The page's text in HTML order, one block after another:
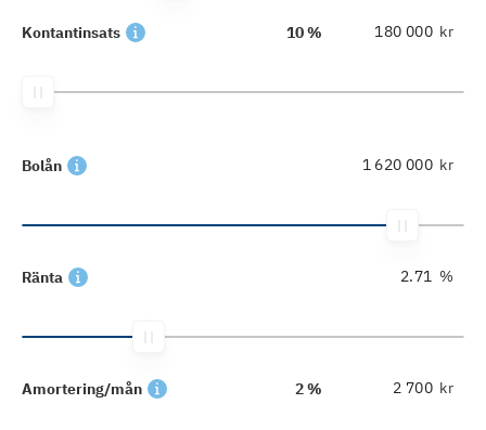
Kontantinsats 10 % kr
Bolån kr
Ränta %
Amortering/mån 2 % kr